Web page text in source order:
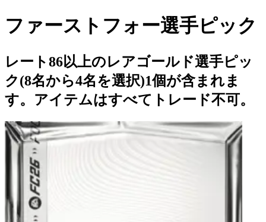
ファーストフォー選手ピック
レート86以上のレアゴールド選手ピッ
ク(8名から4名を選択)1個が含まれま
す。アイテムはすべてトレード不可。